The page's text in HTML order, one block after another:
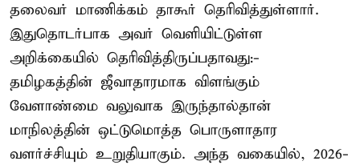
தலைவர் மாணிக்கம் தாகூர் தெரிவித்துள்ளார்.
இதுதொடர்பாக அவர் வெளியிட்டுள்ள
அறிக்கையில் தெரிவித்திருப்பதாவது:-
தமிழகத்தின் ஜீவாதாரமாக விளங்கும்
வேளாண்மை வலுவாக இருந்தால்தான்
மாநிலத்தின் ஒட்டுமொத்த பொருளாதார
வளர்ச்சியும் உறுதியாகும். அந்த வகையில், 2026-